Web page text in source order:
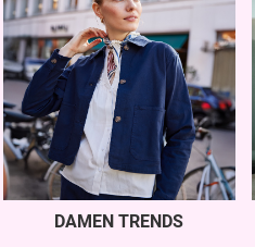
DAMEN TRENDS